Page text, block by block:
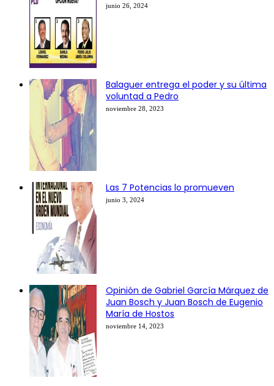
junio 26, 2024
Balaguer entrega el poder y su última
voluntad a Pedro
noviembre 28, 2023
Las 7 Potencias lo promueven
junio 3, 2024
Opinión de Gabriel García Márquez de
Juan Bosch y Juan Bosch de Eugenio
María de Hostos
noviembre 14, 2023